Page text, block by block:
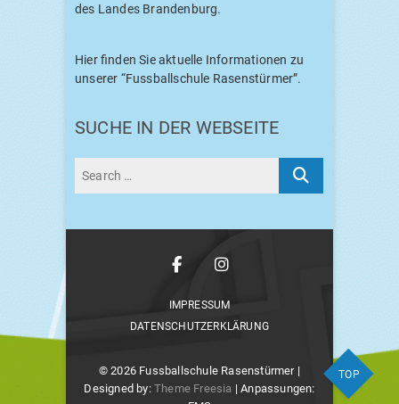
des Lan­des Brandenburg.
Hier fin­den Sie aktu­el­le Infor­ma­tio­nen zu
unse­rer “Fuss­ball­schu­le Rasenstürmer”.
SUCHE IN DER WEBSEITE
Face­
book
Insta­
gram
IMPRES­SUM
DATEN­SCHUTZ­ER­KLÄ­RUNG
© 2026 Fussballschule Rasenstürmer|
Designed by: Theme Freesia | Anpassungen:
TOP